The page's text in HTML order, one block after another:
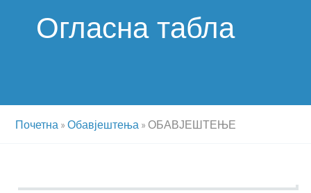
Огласна табла
Почетна »Обавјештења »ОБАВЈЕШТЕЊЕ